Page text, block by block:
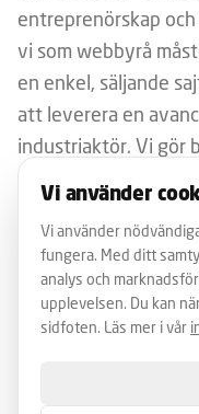
entreprenörskap
vi som webbyrå
en enkel, säljande
att leverera en
industriaktör. Vi gör
För lokal SEO i
som "elektriker
"lunch Mariestad"
Business Profile,
söker efter – inte
Vi använder
Vi använder
fungera. Med ditt
analys och
upplevelsen. Du kan
sidfoten. Läs mer i vår